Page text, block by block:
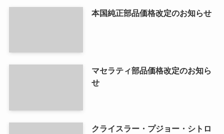
本国純正部品価格改定のお知らせ
マセラティ部品価格改定のお知ら
せ
クライスラー・プジョー・シトロ